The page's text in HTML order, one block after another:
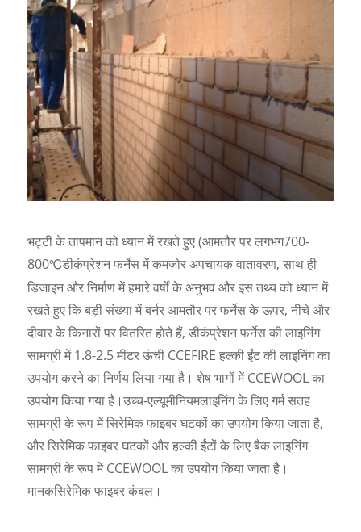
भट्टी के तापमान को ध्यान में रखते हुए (आमतौर पर लगभग700-
800℃डीकंप्रेशन फर्नेस में कमजोर अपचायक वातावरण, साथ ही
डिजाइन और निर्माण में हमारे वर्षों के अनुभव और इस तथ्य को ध्यान में
रखते हुए कि बड़ी संख्या में बर्नर आमतौर पर फर्नेस के ऊपर, नीचे और
दीवार के किनारों पर वितरित होते हैं, डीकंप्रेशन फर्नेस की लाइनिंग
सामग्री में 1.8-2.5 मीटर ऊंची CCEFIRE हल्की ईंट की लाइनिंग का
उपयोग करने का निर्णय लिया गया है। शेष भागों में CCEWOOL का
उपयोग किया गया है।उच्च-एल्यूमीनियमलाइनिंग के लिए गर्म सतह
सामग्री के रूप में सिरेमिक फाइबर घटकों का उपयोग किया जाता है,
और सिरेमिक फाइबर घटकों और हल्की ईंटों के लिए बैक लाइनिंग
सामग्री के रूप में CCEWOOL का उपयोग किया जाता है।
मानकसिरेमिक फाइबर कंबल।